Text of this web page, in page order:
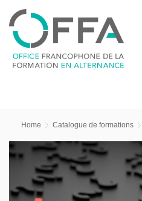
Home Catalogue de formations